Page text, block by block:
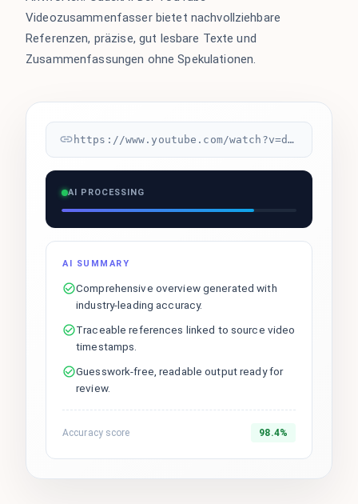
Videozusammenfasser bietet nachvollziehbare
Referenzen, präzise, gut lesbare Texte und
Zusammenfassungen ohne Spekulationen.
https://www.youtube.com/watch?v=dQw4w9WgXcQ
AI PROCESSING
AI SUMMARY
Comprehensive overview generated with
industry-leading accuracy.
Traceable references linked to source video
timestamps.
Guesswork-free, readable output ready for
review.
Accuracy score 98.4%